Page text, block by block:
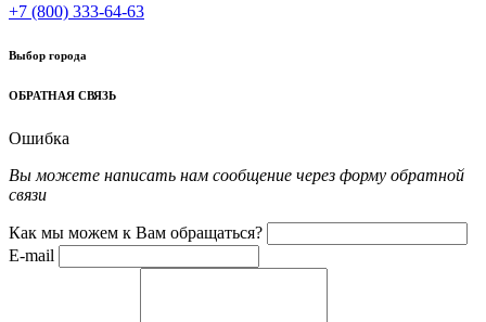
+7 (800) 333-64-63
Выбор города
ОБРАТНАЯ СВЯЗЬ
Ошибка
Вы можете написать нам сообщение через форму обратной
связи
Как мы можем к Вам обращаться?
E-mail